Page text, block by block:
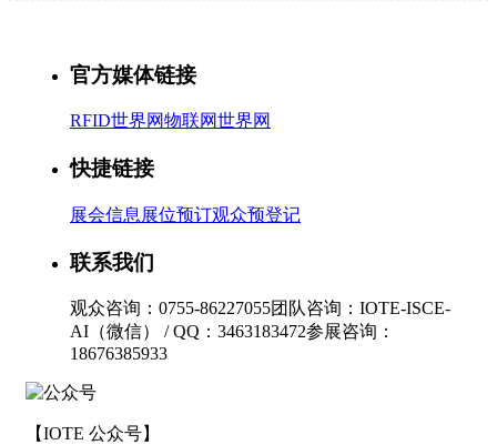
官方媒体链接
RFID世界网物联网世界网
快捷链接
展会信息 展位预订观众预登记
联系我们
观众咨询：0755-86227055团队咨询：IOTE-ISCE-
AI（微信） / QQ：3463183472参展咨询：
18676385933
【IOTE 公众号】